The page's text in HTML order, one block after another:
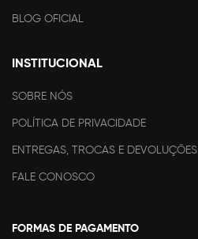
BLOG OFICIAL
INSTITUCIONAL
SOBRE NÓS
POLÍTICA DE PRIVACIDADE
ENTREGAS, TROCAS E DEVOLUÇÕES
FALE CONOSCO
FORMAS DE PAGAMENTO